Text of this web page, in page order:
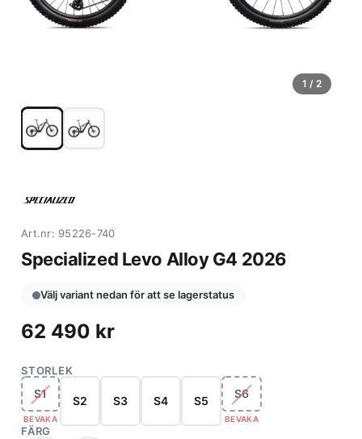
1 / 2
Art.nr: 95226-740
Specialized Levo Alloy G4 2026
Välj variant nedan för att se lagerstatus
62 490 kr
STORLEK
S1
BEVAKA
S2 S3 S4 S5
S6
BEVAKA
FÄRG